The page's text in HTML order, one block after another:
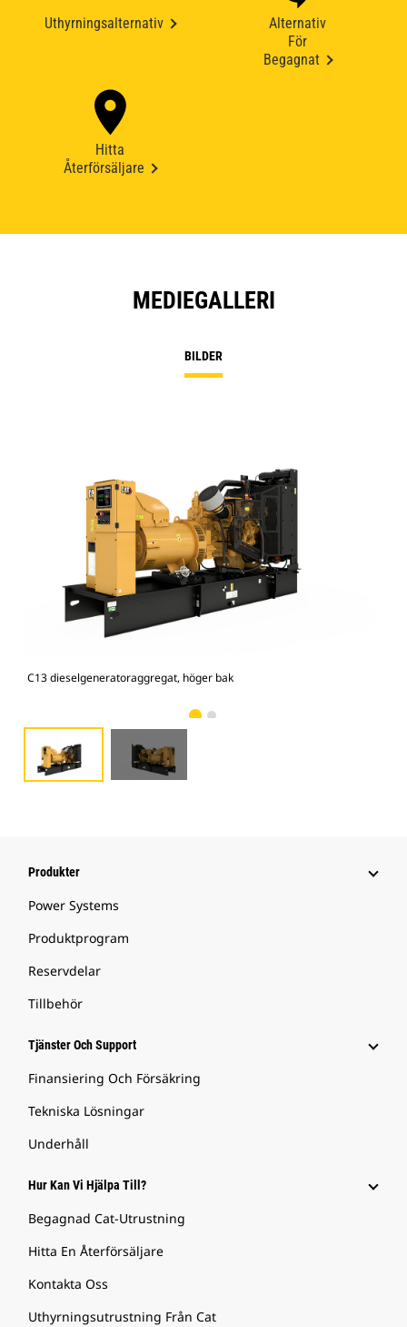
Uthyrningsalternativ
Alternativ
För
Begagnat
Hitta
Återförsäljare
MEDIEGALLERI
BILDER
C13 dieselgeneratoraggregat, höger bak
Produkter
Power Systems
Produktprogram
Reservdelar
Tillbehör
Tjänster Och Support
Finansiering Och Försäkring
Tekniska Lösningar
Underhåll
Hur Kan Vi Hjälpa Till?
Begagnad Cat-Utrustning
Hitta En Återförsäljare
Kontakta Oss
Uthyrningsutrustning Från Cat